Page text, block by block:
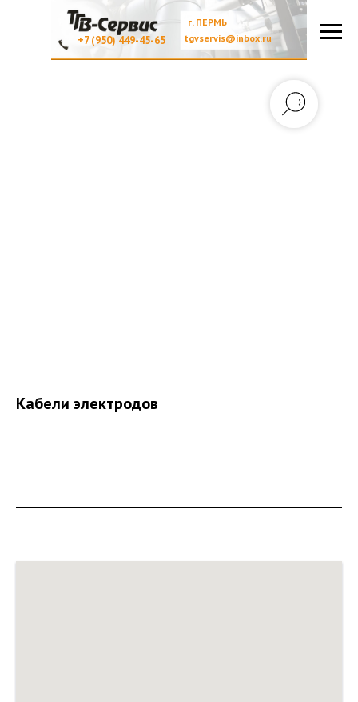
г. ПЕРМЬ
+7 (950) 449-45-65 tgvservis@inbox.ru
Кабели электродов